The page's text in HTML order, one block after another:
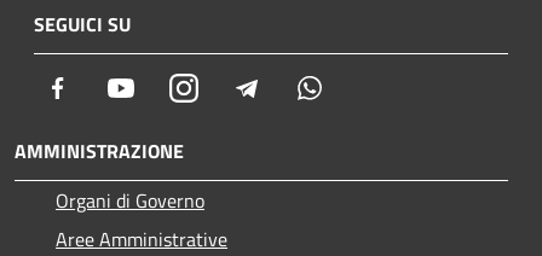
SEGUICI SU
Facebook YoutubeInstagram Telegram
AMMINISTRAZIONE
Organi di Governo
Aree Amministrative